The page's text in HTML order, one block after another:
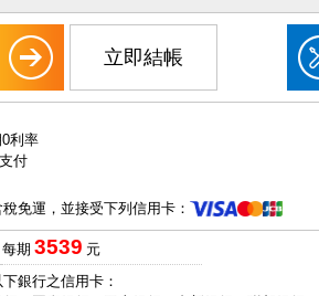
立即結帳
利率
付
免運，並接受下列信用卡：
每期 3539 元
銀行之信用卡：